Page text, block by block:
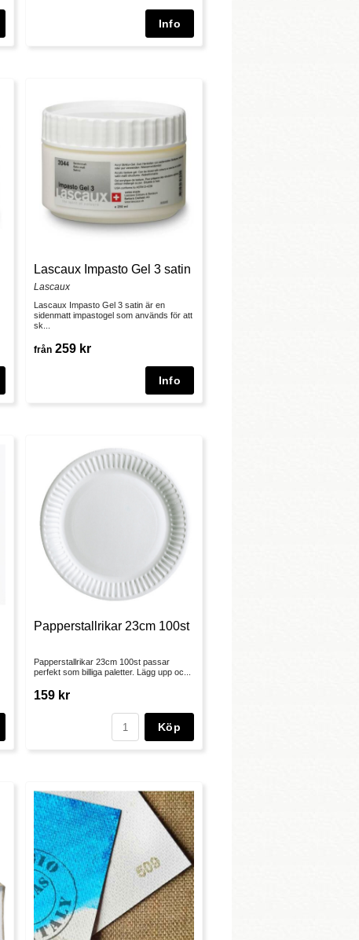
Lascaux Impasto Gel 3 satin
Lascaux
Lascaux Impasto Gel 3 satin är en
sidenmatt impastogel som används för att
sk...
från 259 kr
Papperstallrikar 23cm 100st
Papperstallrikar 23cm 100st passar
perfekt som billiga paletter. Lägg upp oc...
159 kr
Köp